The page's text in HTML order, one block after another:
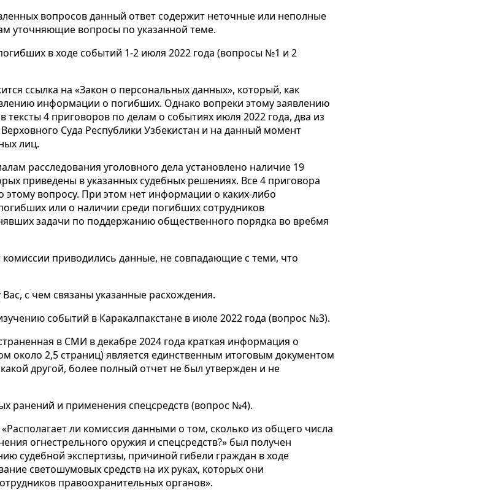
вопросов данный ответ содержит неточные или неполные
уточняющие вопросы по указанной теме.
в ходе событий 1-2 июля 2022 года (вопросы №1 и 2
ссылка на «Закон о персональных данных», который, как
информации о погибших. Однако вопреки этому заявлению
4 приговоров по делам о событиях июля 2022 года, два из
Суда Республики Узбекистан и на данный момент
лиц.
расследования уголовного дела установлено наличие 19
приведены в указанных судебных решениях. Все 4 приговора
вопросу. При этом нет информации о каких-либо
или о наличии среди погибших сотрудников
задачи по поддержанию общественного порядка во вре6мя
приводились данные, не совпадающие с теми, что
с чем связаны указанные расхождения.
событий в Каракалпакстане в июле 2022 года (вопрос №3).
в СМИ в декабре 2024 года краткая информация о
около 2,5 страниц) является единственным итоговым документом
другой, более полный отчет не был утвержден и не
ранений и применения спецсредств (вопрос №4).
ли комиссия данными о том, сколько из общего числа
огнестрельного оружия и спецсредств?» был получен
судебной экспертизы, причиной гибели граждан в ходе
светошумовых средств на их руках, которых они
правоохранительных органов».